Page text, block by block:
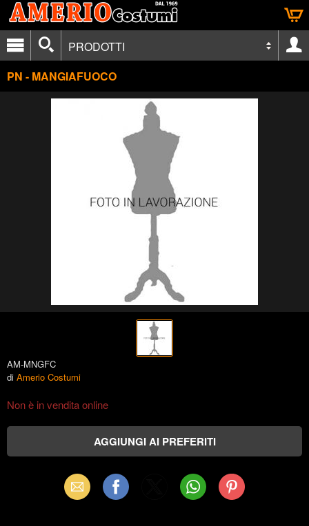
PRODOTTI
PN - MANGIAFUOCO
AM-MNGFC
di Amerio Costumi
Non è in vendita online
Email Facebook WhatsAppPinterest